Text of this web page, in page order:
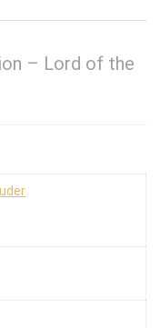
– Lord of the